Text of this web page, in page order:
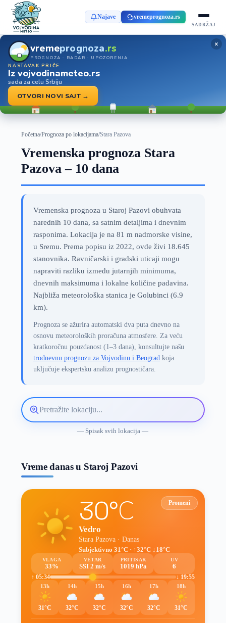
Najave vremeprognoza.rs
SADRŽAJ
vremeprognoza.rs
PROGNOZA · RADAR · UPOZORENJA
NASTAVAK PRIČE
Iz vojvodinameteo.rs
sada za celu Srbiju
OTVORI NOVI SAJT →
×
Početna/Prognoza po lokacijama/Stara Pazova
Vremenska prognoza Stara
Pazova – 10 dana
Vremenska prognoza u Staroj Pazovi obuhvata
narednih 10 dana, sa satnim detaljima i dnevnim
rasponima. Lokacija je na 81 m nadmorske visine,
u Sremu. Prema popisu iz 2022, ovde živi 18.645
stanovnika. Ravničarski i gradski uticaji mogu
napraviti razliku između jutarnjih minimuma,
dnevnih maksimuma i lokalne količine padavina.
Najbliža meteorološka stanica je Golubinci (6.9
km).
Prognoza se ažurira automatski dva puta dnevno na
osnovu meteoroloških proračuna atmosfere. Za veću
kratkoročnu pouzdanost (1–3 dana), konsultujte našu
trodnevnu prognozu za Vojvodinu i Beogradkoja
uključuje ekspertsku analizu prognostičara.
Pretražite
lokaciju
— Spisak svih lokacija —
Vreme danas u Staroj Pazovi
Promeni
30°C
Vedro
Stara Pazova · Danas
Subjektivno 31°C · ↑32°C ↓18°C
VLAGA
33%
VETAR
SSI 2 m/s
PRITISAK
1019 hPa
UV
6
↑ 05:34
↓ 19:55
13h
31°C
14h
32°C
15h
32°C
16h
32°C
17h
32°C
18h
31°C